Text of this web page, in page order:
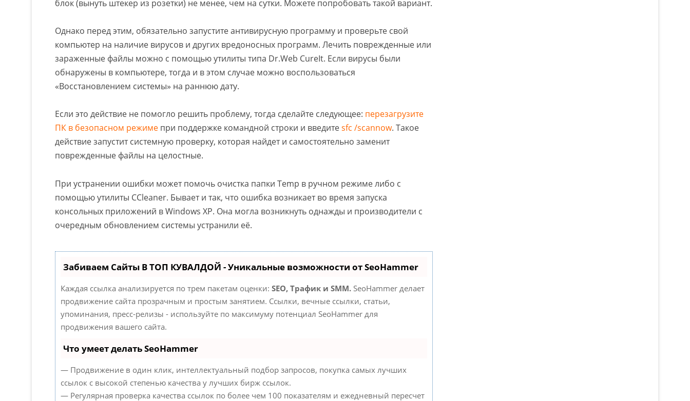
блок (вынуть штекер из розетки) не менее, чем на сутки. Можете попробовать такой вариант.
Однако перед этим, обязательно запустите антивирусную программу и проверьте свой
компьютер на наличие вирусов и других вредоносных программ. Лечить поврежденные или
зараженные файлы можно с помощью утилиты типа Dr.Web CureIt. Если вирусы были
обнаружены в компьютере, тогда и в этом случае можно воспользоваться
«Восстановлением системы» на раннюю дату.
Если это действие не помогло решить проблему, тогда сделайте следующее: перезагрузите
ПК в безопасном режиме при поддержке командной строки и введитеsfc /scannow. Такое
действие запустит системную проверку, которая найдет и самостоятельно заменит
поврежденные файлы на целостные.
При устранении ошибки может помочь очистка папки Temp в ручном режиме либо с
помощью утилиты CCleaner. Бывает и так, что ошибка возникает во время запуска
консольных приложений в Windows XP. Она могла возникнуть однажды и производители с
очередным обновлением системы устранили её.
Забиваем Сайты В ТОП КУВАЛДОЙ - Уникальные возможности от SeoHammer
Каждая ссылка анализируется по трем пакетам оценки:SEO, Трафик и SMM. SeoHammer делает
продвижение сайта прозрачным и простым занятием. Ссылки, вечные ссылки, статьи,
упоминания, пресс-релизы - используйте по максимуму потенциал SeoHammer для
продвижения вашего сайта.
Что умеет делать SeoHammer
— Продвижение в один клик, интеллектуальный подбор запросов, покупка самых лучших
ссылок с высокой степенью качества у лучших бирж ссылок.
— Регулярная проверка качества ссылок по более чем 100 показателям и ежедневный пересчет